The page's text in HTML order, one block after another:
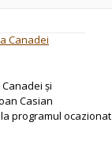
Canadei
și
Casian
programul ocazionat